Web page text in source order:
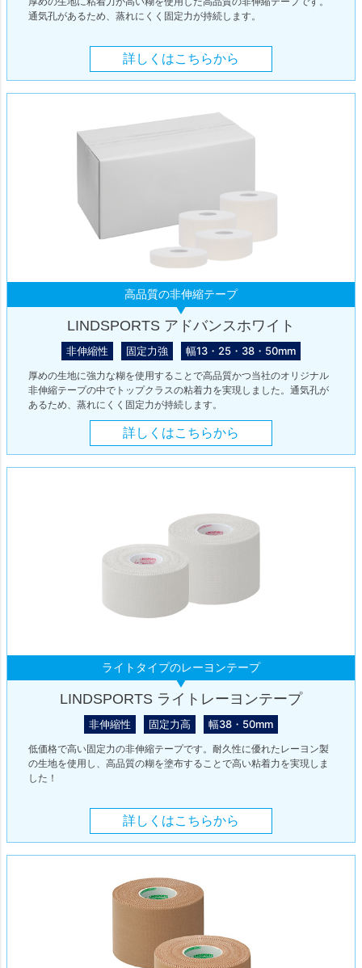
通気孔があるため、蒸れにくく固定力が持続します。
詳しくはこちらから
高品質の非伸縮テープ
LINDSPORTS アドバンスホワイト
非伸縮性 固定力強 幅13・25・38・50mm
厚めの生地に強力な糊を使用することで高品質かつ当社のオリジナル
非伸縮テープの中でトップクラスの粘着力を実現しました。通気孔が
あるため、蒸れにくく固定力が持続します。
詳しくはこちらから
ライトタイプのレーヨンテープ
LINDSPORTS ライトレーヨンテープ
非伸縮性 固定力高 幅38・50mm
低価格で高い固定力の非伸縮テープです。耐久性に優れたレーヨン製
の生地を使用し、高品質の糊を塗布することで高い粘着力を実現しま
した！
詳しくはこちらから